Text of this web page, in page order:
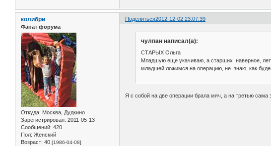
Поделиться2012-12-02 23:07:39
колибри
Фанат форума
Откуда: Москва, Дудкино
Зарегистрирован: 2011-05-13
Сообщений: 420
Пол: Женский
Возраст: 40 [1986-04-08]
чулпан написал(а):
СТАРЫХ Ольга
Младшую еще укачиваю, а старших ,наверное, лет
младшей ложимся на операцию, не знаю, как
Я с собой на две операции брала мяч, а на третью сама